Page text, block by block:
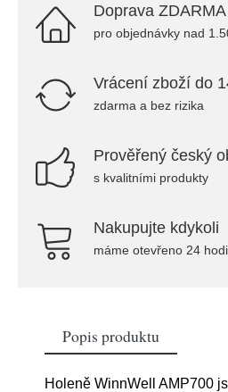
Doprava ZDARMA
pro objednávky nad
Vrácení zboží do
zdarma a bez rizika
Prověřený český
s kvalitními produkty
Nakupujte kdykoli
máme otevřeno 24
Popis produktu
Holeně WinnWell AMP700